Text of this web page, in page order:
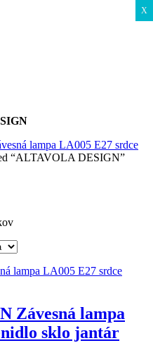
lampa LA005 E27 srdce
“ALTAVOLA DESIGN”
Závesná lampa
sklo jantár
X